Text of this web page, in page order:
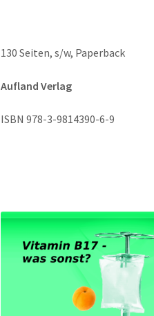
130 Seiten, s/w, Paperback
Aufland Verlag
ISBN 978-3-9814390-6-9